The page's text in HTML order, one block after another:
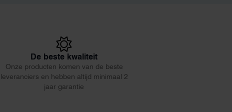
De beste kwaliteit
Onze producten komen van de beste
leveranciers en hebben altijd minimaal 2
jaar garantie